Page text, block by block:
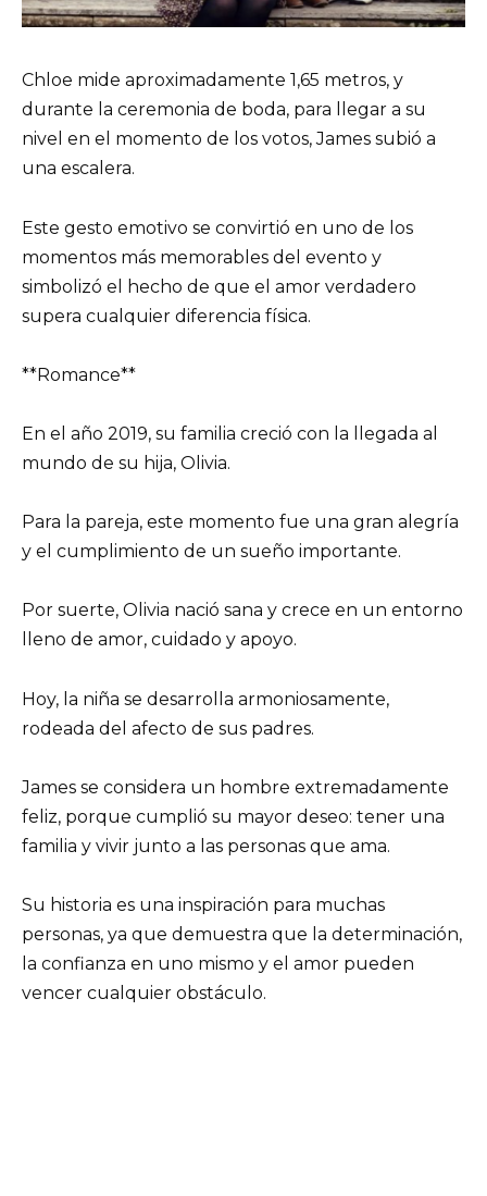
Chloe mide aproximadamente 1,65 metros, y
durante la ceremonia de boda, para llegar a su
nivel en el momento de los votos, James subió a
una escalera.
Este gesto emotivo se convirtió en uno de los
momentos más memorables del evento y
simbolizó el hecho de que el amor verdadero
supera cualquier diferencia física.
**Romance**
En el año 2019, su familia creció con la llegada al
mundo de su hija, Olivia.
Para la pareja, este momento fue una gran alegría
y el cumplimiento de un sueño importante.
Por suerte, Olivia nació sana y crece en un entorno
lleno de amor, cuidado y apoyo.
Hoy, la niña se desarrolla armoniosamente,
rodeada del afecto de sus padres.
James se considera un hombre extremadamente
feliz, porque cumplió su mayor deseo: tener una
familia y vivir junto a las personas que ama.
Su historia es una inspiración para muchas
personas, ya que demuestra que la determinación,
la confianza en uno mismo y el amor pueden
vencer cualquier obstáculo.